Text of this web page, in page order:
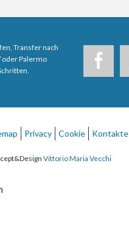
Transfer nach
oder Palermo
Privacy Cookie Kontakte
Vittorio Maria Vecchi